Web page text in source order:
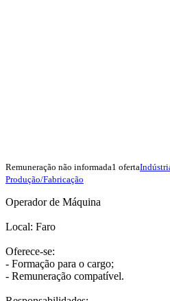
Remuneração não informada1 oferta
Produção/Fabricação
Operador de Máquina
Local: Faro
Oferece-se:
- Formação para o cargo;
- Remuneração compatível.